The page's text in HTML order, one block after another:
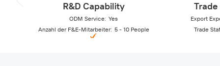
R&D Capability
ODM Service: Yes
Anzahl der F&E-Mitarbeiter: 5 - 10 People
Export
Trade